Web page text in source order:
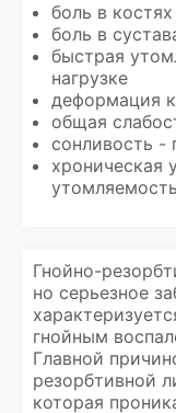
боль в костях
боль в
быстрая
нагрузке
деформация
общая
сонливость -
хроническая
утомляемость
Гнойно-
но серьезное
гнойным
Главной
резорбтивной
которая